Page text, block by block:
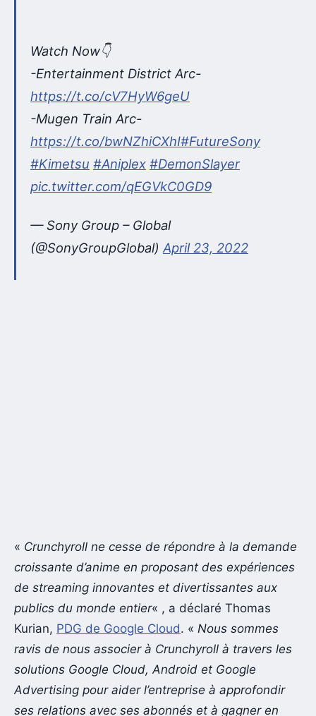
Watch Now👇
-Entertainment District Arc-
https://t.co/cV7HyW6geU
-Mugen Train Arc-
https://t.co/bwNZhiCXhI#FutureSony
#Kimetsu #Aniplex #DemonSlayer
pic.twitter.com/qEGVkC0GD9
— Sony Group – Global
(@SonyGroupGlobal) April 23, 2022
« Crunchyroll ne cesse de répondre à la demande
croissante d’anime en proposant des expériences
de streaming innovantes et divertissantes aux
publics du monde entier« , a déclaré Thomas
Kurian, PDG de Google Cloud. « Nous sommes
ravis de nous associer à Crunchyroll à travers les
solutions Google Cloud, Android et Google
Advertising pour aider l’entreprise à approfondir
ses relations avec ses abonnés et à gagner en